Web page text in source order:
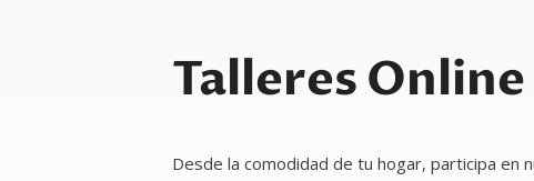
Talleres Online
Desde la comodidad de tu hogar, participa en